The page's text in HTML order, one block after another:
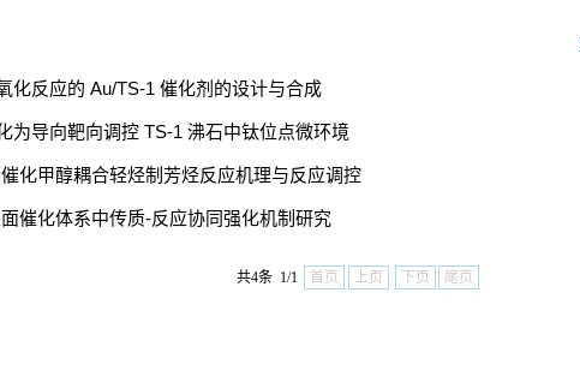
化反应的 Au/TS-1 催化剂的设计与合成
为导向靶向调控 TS-1 沸石中钛位点微环境
化甲醇耦合轻烃制芳烃反应机理与反应调控
催化体系中传质-反应协同强化机制研究
共4条 1/1 首页 上页 下页 尾页